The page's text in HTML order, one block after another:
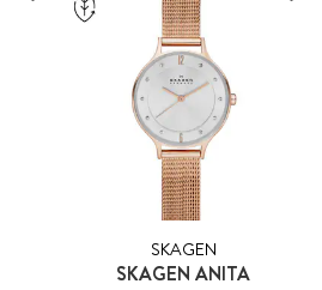
SKAGEN
SKAGEN ANITA